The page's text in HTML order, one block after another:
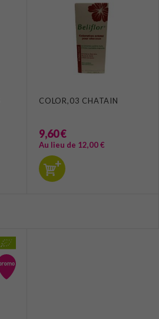
COLOR,03 CHATAIN
9,60 €
Au lieu de 12,00 €